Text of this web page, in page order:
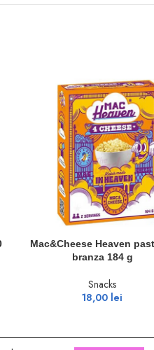
ADAUGĂ ÎN COȘ
Mac&Cheese Heaven
branza 184 g
Snacks
18,00 lei